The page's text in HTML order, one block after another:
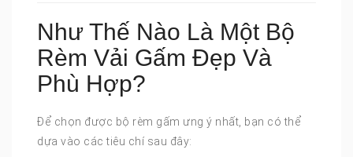
Như Thế Nào Là Một Bộ
Rèm Vải Gấm Đẹp Và
Phù Hợp?
Để chọn được bộ rèm gấm ưng ý nhất, bạn có thể
dựa vào các tiêu chí sau đây: